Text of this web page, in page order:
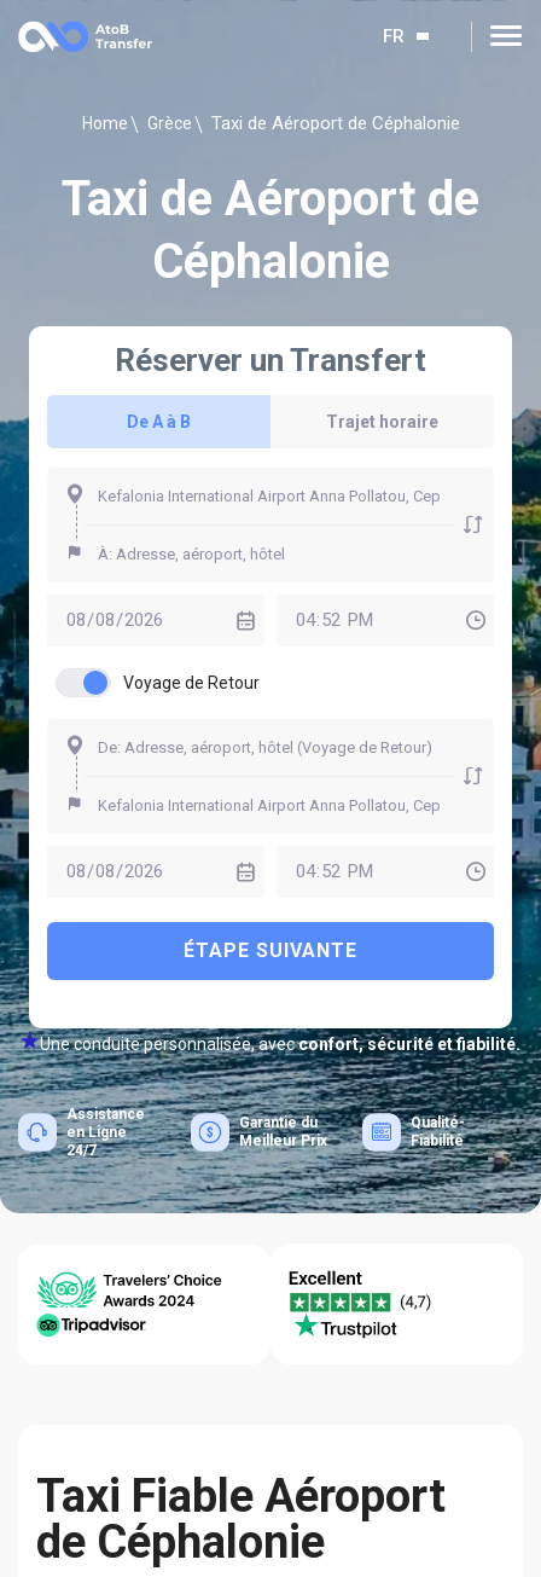
FR
Home Grèce Taxi de Aéroport de Céphalonie
Taxi de Aéroport de
Céphalonie
Réserver un Transfert
De A à B Trajet horaire
Voyage de Retour
ÉTAPE SUIVANTE
Une conduite personnalisée, avecconfort, sécurité et fiabilité.
Assistance
en Ligne
24/7
Garantie du
Meilleur Prix
Qualité-
Fiabilité
Taxi Fiable Aéroport
de Céphalonie